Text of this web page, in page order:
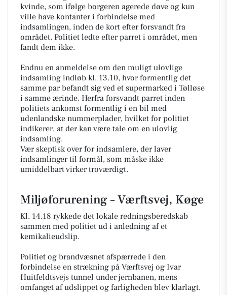
kvinde, som ifølge borgeren agerede døve og kun
ville have kontanter i forbindelse med
indsamlingen, inden de kort efter forsvandt fra
området. Politiet ledte efter parret i området, men
fandt dem ikke.
Endnu en anmeldelse om den muligt ulovlige
indsamling indløb kl. 13.10, hvor formentlig det
samme par befandt sig ved et supermarked i Tølløse
i samme ærinde. Herfra forsvandt parret inden
politiets ankomst formentlig i en bil med
udenlandske nummerplader, hvilket for politiet
indikerer, at der kan være tale om en ulovlig
indsamling.
Vær skeptisk over for indsamlere, der laver
indsamlinger til formål, som måske ikke
umiddelbart virker troværdigt.
Miljøforurening – Værftsvej, Køge
Kl. 14.18 rykkede det lokale redningsberedskab
sammen med politiet ud i anledning af et
kemikalieudslip.
Politiet og brandvæsnet afspærrede i den
forbindelse en strækning på Værftsvej og Ivar
Huitfeldtsvejs tunnel under jernbanen, mens
omfanget af udslippet og farligheden blev klarlagt.